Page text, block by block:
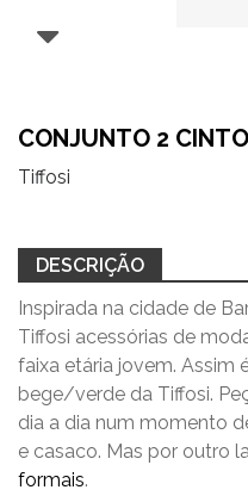
CONJUNTO 2
Tiffosi
DESCRIÇÃO
Inspirada na cidade de
Tiffosi acessórias de
faixa etária jovem. Assim
bege/verde da Tiffosi.
dia a dia num momento
e casaco. Mas por outro
formais.